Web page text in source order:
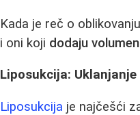
Kada je reč o
i oni koji dodaju volumen
Liposukcija:
Liposukcija je najčešći